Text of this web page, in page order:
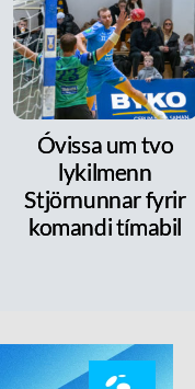
Óvissa um tvo
lykilmenn
Stjörnunnar fyrir
komandi tímabil